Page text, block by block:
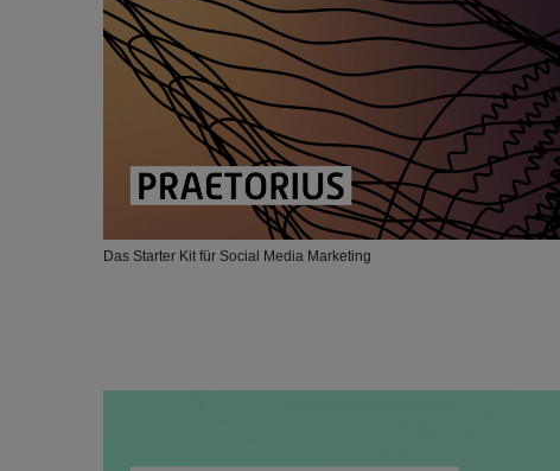
Das Starter Kit für Social Media Marketing